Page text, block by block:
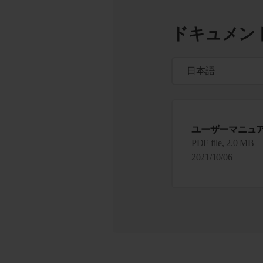
ドキュメン
ユーザーマニュ
PDF file, 2.0 MB
2021/10/06